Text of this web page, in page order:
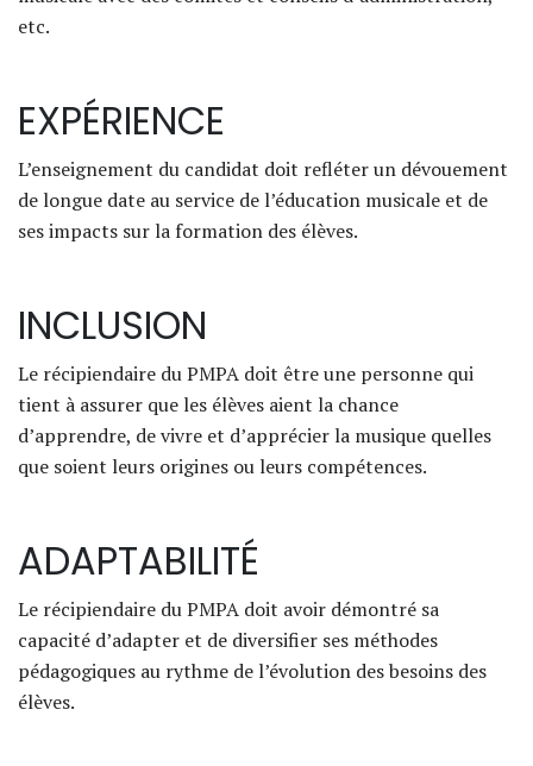
etc.
EXPÉRIENCE
L’enseignement du candidat doit refléter un dévouement
de longue date au service de l’éducation musicale et de
ses impacts sur la formation des élèves.
INCLUSION
Le récipiendaire du PMPA doit être une personne qui
tient à assurer que les élèves aient la chance
d’apprendre, de vivre et d’apprécier la musique quelles
que soient leurs origines ou leurs compétences.
ADAPTABILITÉ
Le récipiendaire du PMPA doit avoir démontré sa
capacité d’adapter et de diversifier ses méthodes
pédagogiques au rythme de l’évolution des besoins des
élèves.